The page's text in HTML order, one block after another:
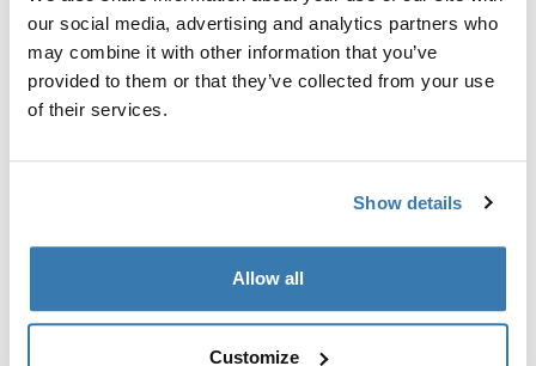
our social media, advertising and analytics partners who
may combine it with other information that you’ve
provided to them or that they’ve collected from your use
of their services.
Show details
Allow all
Customize
Toggle techspec
Technische Daten
Toggle guides and instructions
Anleitung
Herstellungsinformationen
Eingetragenes Warenzeichen: Thule Schweden AB
Name des Herstellers: Thule Schweden